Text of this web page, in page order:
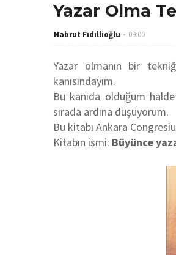
Yazar Olma
Nabrut Fıdıllıoğlu 09:00
Yazar olmanın bir
kanısındayım.
Bu kanıda olduğum
sırada ardına düşüyorum.
Bu kitabı Ankara
Kitabın ismi: Büyünce